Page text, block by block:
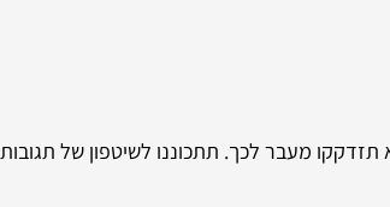
מעבר לכך. תתכוננו לשיטפון של תגובות